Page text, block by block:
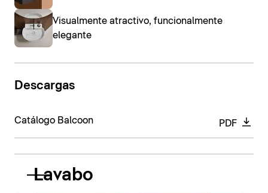
Visualmente atractivo, funcionalmente
elegante
Descargas
Catálogo Balcoon PDF
Lavabo